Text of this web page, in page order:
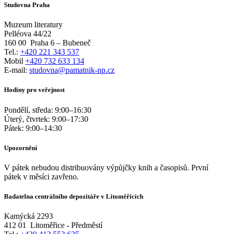
Studovna Praha
Muzeum literatury
Pelléova 44/22
160 00 Praha 6 – Bubeneč
Tel.: +420 221 343 537
Mobil +420 732 633 134
E-mail: studovna@pamatnik-np.cz
Hodiny pro veřejnost
Pondělí, středa: 9:00–16:30
Úterý, čtvrtek: 9:00–17:30
Pátek: 9:00–14:30
Upozornění
V pátek nebudou distribuovány výpůjčky knih a časopisů. První
pátek v měsíci zavřeno.
Badatelna centrálního depozitáře v Litoměřicích
Kamýcká 2293
412 01
Litoměřice - Předměstí